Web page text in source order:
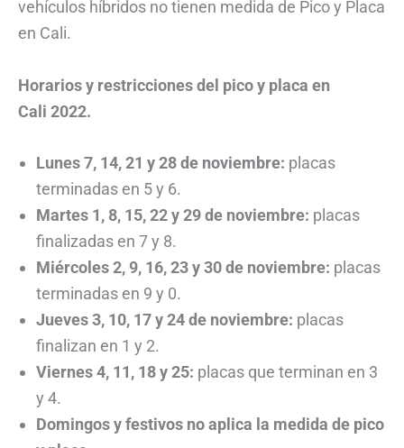
vehículos híbridos no tienen medida de Pico y Placa
en Cali.
Horarios y restricciones del pico y placa en
Cali 2022.
Lunes 7, 14, 21 y 28 de noviembre: placas
terminadas en 5 y 6.
Martes 1, 8, 15, 22 y 29 de noviembre: placas
finalizadas en 7 y 8.
Miércoles 2, 9, 16, 23 y 30 de noviembre: placas
terminadas en 9 y 0.
Jueves 3, 10, 17 y 24 de noviembre: placas
finalizan en 1 y 2.
Viernes 4, 11, 18 y 25: placas que terminan en 3
y 4.
Domingos y festivos no aplica la medida de pico